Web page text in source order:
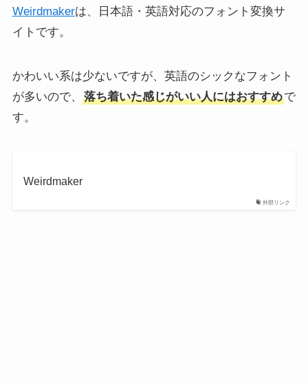
Weirdmakerは、日本語・英語対応のフォント変換サ
イトです。
かわいい系は少ないですが、英語のシックなフォント
が多いので、
落ち着いた感じがいい人にはおすすめで
す。
外部リンク
Weirdmaker